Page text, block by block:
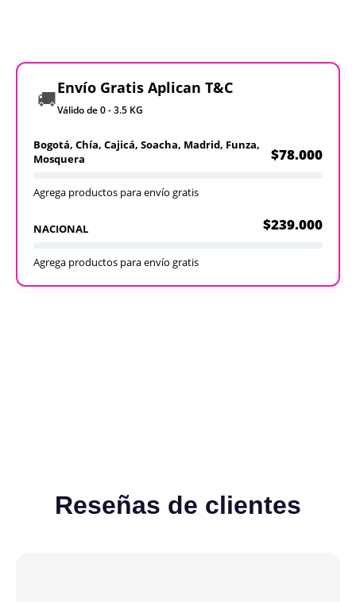
🚚 Envío Gratis Aplican T&C
Válido de 0 - 3.5 KG
Bogotá, Chía, Cajicá, Soacha, Madrid, Funza,
Mosquera
$78.000
Agrega productos para envío gratis
NACIONAL $239.000
Agrega productos para envío gratis
Reseñas de clientes